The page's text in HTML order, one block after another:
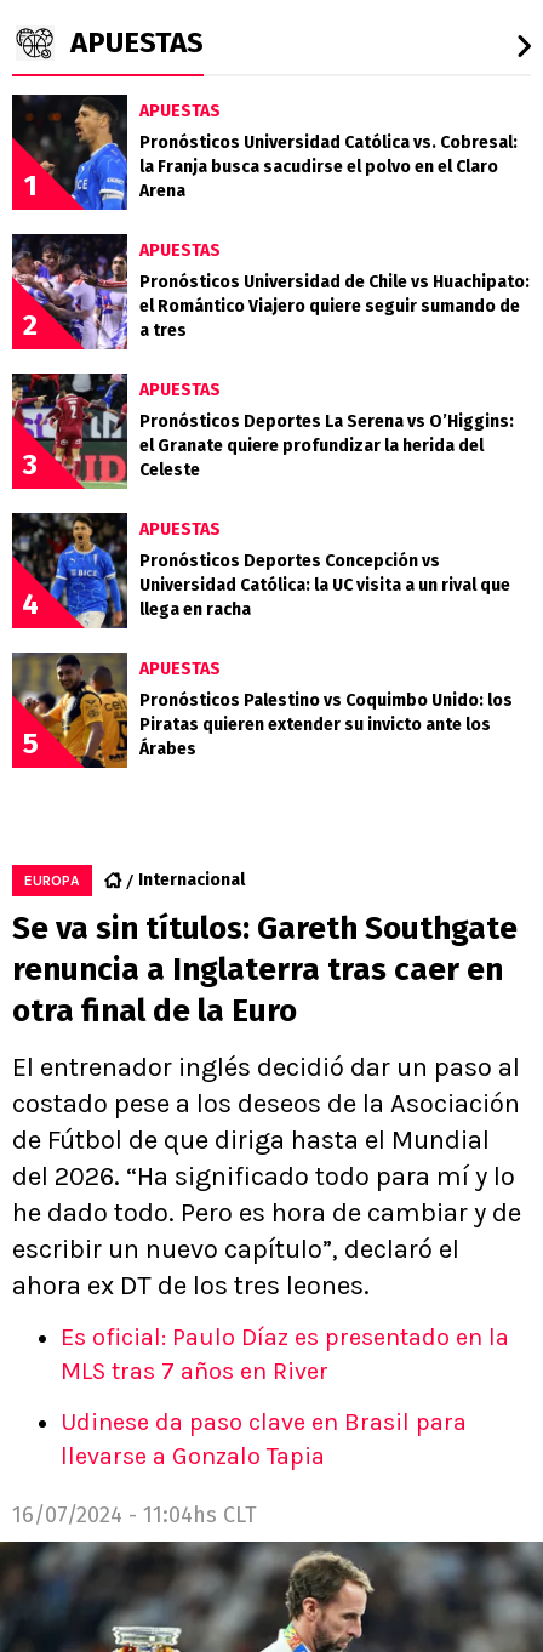
APUESTAS
1
APUESTAS
Pronósticos Universidad Católica vs. Cobresal:
la Franja busca sacudirse el polvo en el Claro
Arena
2
APUESTAS
Pronósticos Universidad de Chile vs Huachipato:
el Romántico Viajero quiere seguir sumando de
a tres
3
APUESTAS
Pronósticos Deportes La Serena vs O’Higgins:
el Granate quiere profundizar la herida del
Celeste
4
APUESTAS
Pronósticos Deportes Concepción vs
Universidad Católica: la UC visita a un rival que
llega en racha
5
APUESTAS
Pronósticos Palestino vs Coquimbo Unido: los
Piratas quieren extender su invicto ante los
Árabes
EUROPA Internacional
Se va sin títulos: Gareth Southgate
renuncia a Inglaterra tras caer en
otra final de la Euro
El entrenador inglés decidió dar un paso al
costado pese a los deseos de la Asociación
de Fútbol de que diriga hasta el Mundial
del 2026. “Ha significado todo para mí y lo
he dado todo. Pero es hora de cambiar y de
escribir un nuevo capítulo”, declaró el
ahora ex DT de los tres leones.
Es oficial: Paulo Díaz es presentado en la
MLS tras 7 años en River
Udinese da paso clave en Brasil para
llevarse a Gonzalo Tapia
16/07/2024 - 11:04hs CLT